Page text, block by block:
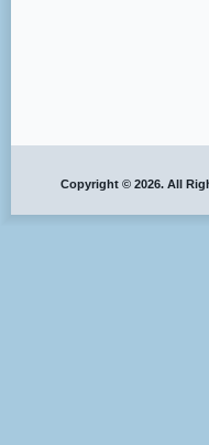
Copyright © 2026. All